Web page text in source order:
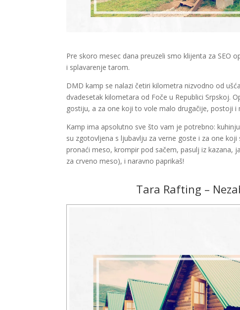
Pre skoro mesec dana preuzeli smo klijenta za
i splavarenje tarom.
DMD kamp se nalazi četiri kilometra nizvodno od
dvadesetak kilometara od Foče u Republici Srpskoj.
gostiju, a za one koji to vole malo drugačije, postoji
Kamp ima apsolutno sve što vam je potrebno:
su zgotovljena s ljubavlju za verne goste i za one
pronaći meso, krompir pod sačem, pasulj iz kazana,
za crveno meso), i naravno paprikaš!
Tara Rafting –